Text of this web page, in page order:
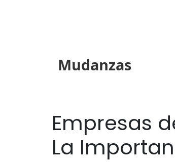
Mudanzas
Empresas
La